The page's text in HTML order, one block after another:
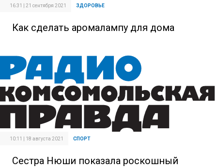
16:31 | 21 сентября 2021 ЗДОРОВЬЕ
Как сделать аромалампу для дома
10:11 | 18 августа 2021 СПОРТ
Сестра Нюши показала роскошный